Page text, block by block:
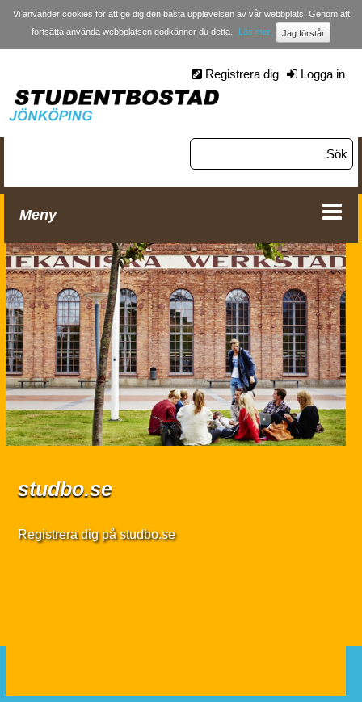
Vi använder cookies för att ge dig den bästa upplevelsen av vår webbplats. Genom att
fortsätta använda webbplatsen godkänner du detta.
Läs mer
Meny
Logga in
Registrera dig
studbo.se
Registrera dig på studbo.se